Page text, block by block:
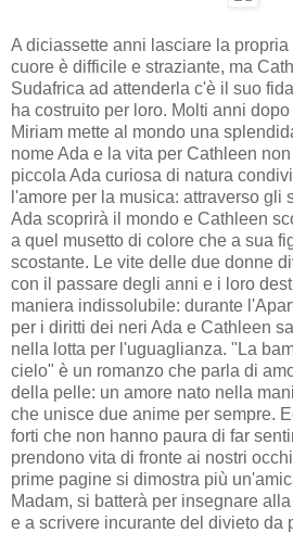
A diciassette anni lasciare la propria
cuore è difficile e straziante, ma
Sudafrica ad attenderla c'è il suo
ha costruito per loro. Molti anni
Miriam mette al mondo una
nome Ada e la vita per Cathleen
piccola Ada curiosa di natura
l'amore per la musica: attraverso gli
Ada scoprirà il mondo e Cathleen
a quel musetto di colore che a sua
scostante. Le vite delle due donne
con il passare degli anni e i loro
maniera indissolubile: durante
per i diritti dei neri Ada e Cathleen
nella lotta per l'uguaglianza. "La
cielo" è un romanzo che parla di
della pelle: un amore nato nella
che unisce due anime per sempre.
forti che non hanno paura di far
prendono vita di fronte ai nostri
prime pagine si dimostra più
Madam, si batterà per insegnare
e a scrivere incurante del divieto da